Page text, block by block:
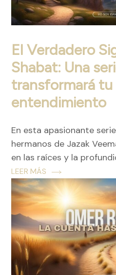
El Verdadero
Shabat: Una
transformará tu
entendimiento
En esta apasionante
hermanos de Jazak
en las raíces y la
LEER MÁS